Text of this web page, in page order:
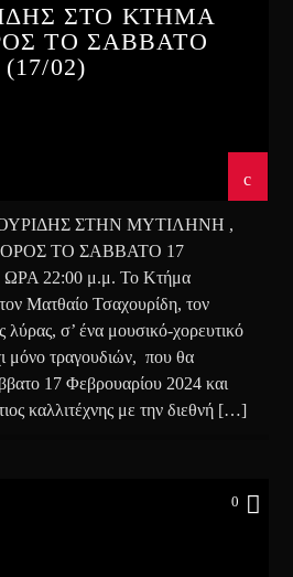
ΣΤΟ ΚΤΗΜΑ
ΤΟ ΣΑΒΒΑΤΟ
(17/02)
ΣΤΗΝ ΜΥΤΙΛΗΝΗ ,
ΤΟ ΣΑΒΒΑΤΟ 17
22:00 μ.μ. Το Κτήμα
Ματθαίο Τσαχουρίδη, τον
λύρας, σ’ ένα μουσικό-χορευτικό
μόνο τραγουδιών, που θα
17 Φεβρουαρίου 2024 και
καλλιτέχνης με την διεθνή […]
0